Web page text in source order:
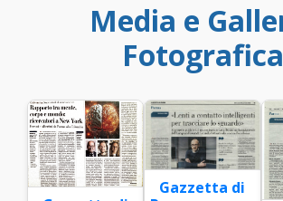
Media e
Fotografica
Gazzetta di